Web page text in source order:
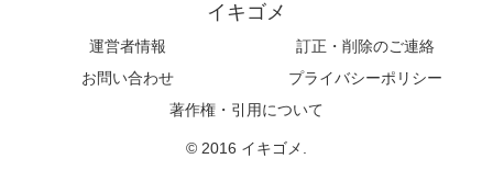
イキゴメ
運営者情報
訂正・削除のご連絡
お問い合わせ
プライバシーポリシー
著作権・引用について
© 2016 イキゴメ.